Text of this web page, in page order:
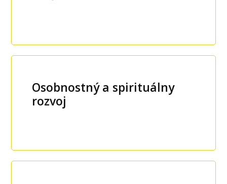
Osobnostný a spirituálny
rozvoj